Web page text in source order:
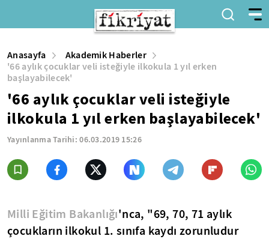
Anasayfa
Akademik Haberler
'66 aylık çocuklar veli isteğiyle ilkokula 1 yıl erken
başlayabilecek'
'66 aylık çocuklar veli isteğiyle
ilkokula 1 yıl erken başlayabilecek'
Yayınlanma Tarihi:06.03.2019 15:26
Milli Eğitim Bakanlığı'nca, "69, 70, 71 aylık
çocukların ilkokul 1. sınıfa kaydı zorunludur